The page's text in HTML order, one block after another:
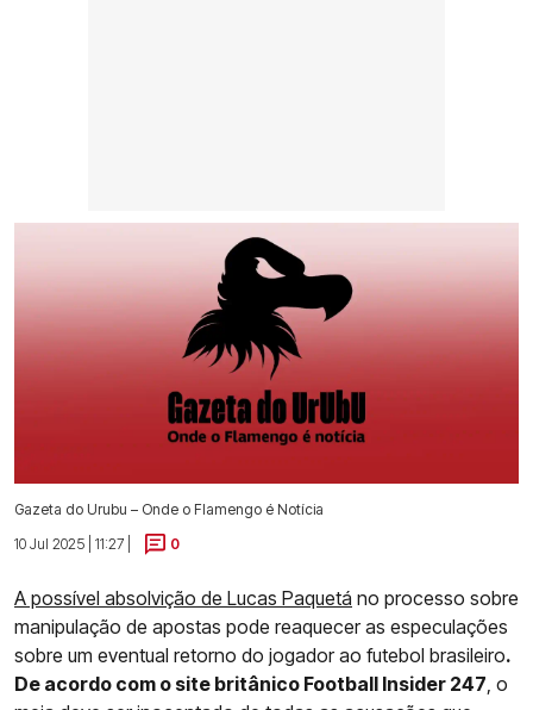
Gazeta do Urubu – Onde o Flamengo é Notícia
10 Jul 2025 | 11:27 |
0
A possível absolvição de Lucas Paquetá no processo sobre
manipulação de apostas pode reaquecer as especulações
sobre um eventual retorno do jogador ao futebol brasileiro.
De acordo com o site britânico Football Insider 247, o